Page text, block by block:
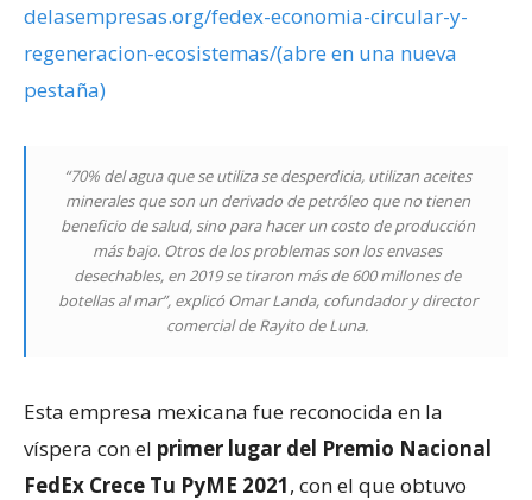
delasempresas.org/fedex-economia-circular-y-
regeneracion-ecosistemas/(abre en una nueva
pestaña)
“70% del agua que se utiliza se desperdicia, utilizan aceites
minerales que son un derivado de petróleo que no tienen
beneficio de salud, sino para hacer un costo de producción
más bajo. Otros de los problemas son los envases
desechables, en 2019 se tiraron más de 600 millones de
botellas al mar”, explicó Omar Landa, cofundador y director
comercial de Rayito de Luna.
Esta empresa mexicana fue reconocida en la
víspera con el primer lugar del Premio Nacional
FedEx Crece Tu PyME 2021, con el que obtuvo